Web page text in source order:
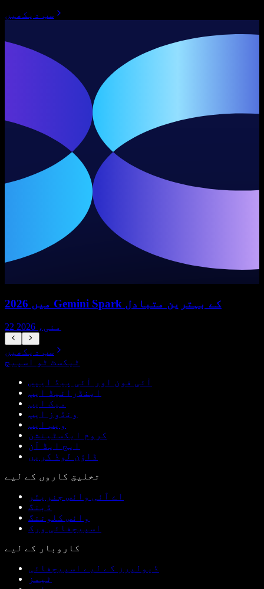
سب دیکھیں
2026 میں Gemini Spark کے بہترین متبادل
22 مئی، 2026
سب دیکھیں
ٹیکسٹ ٹو اسپیچ
آئی فون اور آئی پیڈ ایپس
اینڈرائیڈ ایپ
میک ایپ
ونڈوز ایپ
ویب ایپ
کروم ایکسٹینشن
ایج ایڈ آن
ڈاؤن لوڈ کریں
تخلیق کاروں کے لیے
اے آئی وائس جنریٹر
ڈبنگ
وائس کلوننگ
اسپیچفائی ورک
کاروبار کے لیے
ڈیولپرز کے لیے اسپیچفائی
ٹیمز